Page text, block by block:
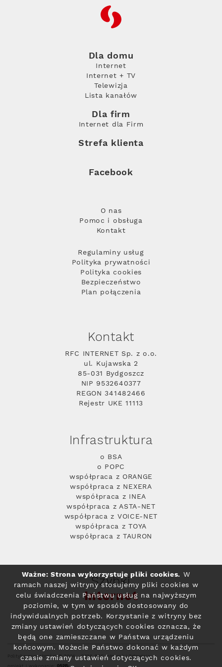
RFC
Dla domu
Internet
Internet + TV
Telewizja
Lista kanałów
Dla firm
Internet dla Firm
Strefa klienta
Facebook
O nas
Pomoc i obsługa
Kontakt
Regulaminy usług
Polityka prywatności
Polityka cookies
Bezpieczeństwo
Plan połączenia
Kontakt
RFC INTERNET Sp. z o.o.
ul. Kujawska 2
85-031 Bydgoszcz
NIP 9532640377
REGON 341482466
Rejestr UKE 11113
Infrastruktura
o BSA
o POPC
współpraca z ORANGE
współpraca z NEXERA
współpraca z INEA
współpraca z ASTA-NET
współpraca z VOICE-NET
współpraca z TOYA
współpraca z TAURON
Szybki
Internet
Polityka prywatności© 2004 - 2026 RFC Internet i Telewizja
Ważne: Strona wykorzystuje pliki cookies. W
ramach naszej witryny stosujemy pliki cookies w
celu świadczenia Państwu usług na najwyższym
poziomie, w tym w sposób dostosowany do
indywidualnych potrzeb. Korzystanie z witryny bez
zmiany ustawień dotyczących cookies oznacza, że
będą one zamieszczane w Państwa urządzeniu
końcowym. Możecie Państwo dokonać w każdym
czasie zmiany ustawień dotyczących cookies.